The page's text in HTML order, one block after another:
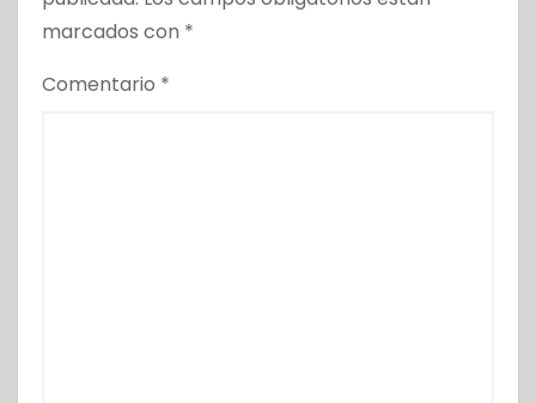
marcados con *
Comentario *